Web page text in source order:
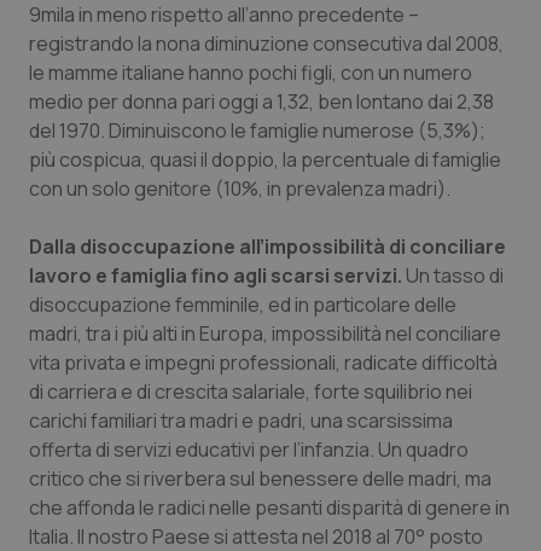
Umbria
Valle D’Aosta
Veneto
Oftalmologia
Oncodermatologia
Oncoematologia
Oncologia & Nutrizione
Psoriasi & pelle
Quotidiano Cardiologia
Quotidiano Chirurgia
Quotidiano Oncologia
Quotidiano Pediatria
9mila in meno rispetto all’anno precedente –
registrando la nona diminuzione consecutiva dal 2008,
le mamme italiane hanno pochi figli, con un numero
medio per donna pari oggi a 1,32, ben lontano dai 2,38
del 1970. Diminuiscono le famiglie numerose (5,3%);
più cospicua, quasi il doppio, la percentuale di famiglie
con un solo genitore (10%, in prevalenza madri).
Dalla disoccupazione all’impossibilità di conciliare
lavoro e famiglia fino agli scarsi servizi. Un tasso di
disoccupazione femminile, ed in particolare delle
madri, tra i più alti in Europa, impossibilità nel conciliare
vita privata e impegni professionali, radicate difficoltà
di carriera e di crescita salariale, forte squilibrio nei
carichi familiari tra madri e padri, una scarsissima
offerta di servizi educativi per l’infanzia. Un quadro
critico che si riverbera sul benessere delle madri, ma
che affonda le radici nelle pesanti disparità di genere in
Italia. Il nostro Paese si attesta nel 2018 al 70° posto